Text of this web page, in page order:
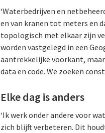
‘Waterbedrijven en
en van kranen tot meters en
topologisch met elkaar zijn
worden vastgelegd in een
aantrekkelijke voorkant, maar
data en code. We zoeken
Elke dag is anders
‘Ik werk onder andere voor
zich blijft verbeteren. Dit